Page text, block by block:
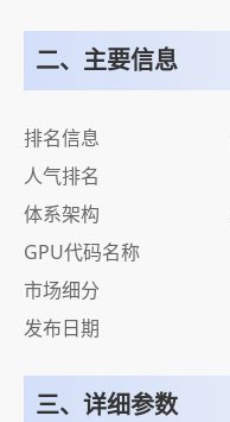
二、主要信息
排名信息
人气排名
体系架构
GPU代码名称
市场细分
发布日期
三、详细参数